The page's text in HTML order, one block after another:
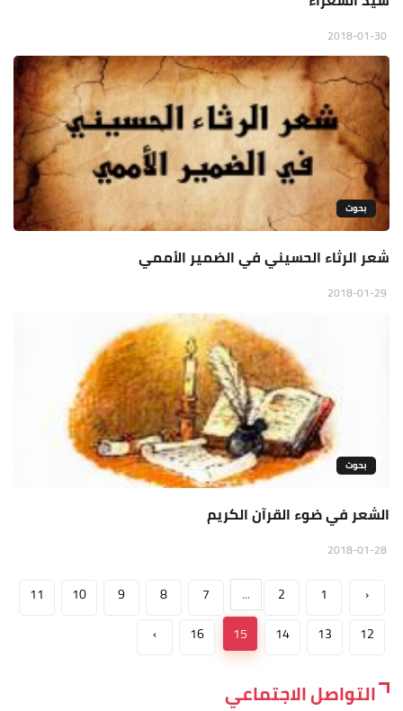
بحوث
شعر الرثاء الحسيني في الضمير الأممي
بحوث
الشعر في ضوء القرآن الكريم
‹
1
2
...
7
8
9
10
11
12
13
14
15
16
›
التواصل الاجتماعي